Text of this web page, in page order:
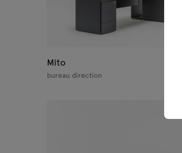
Mito
bureau direction